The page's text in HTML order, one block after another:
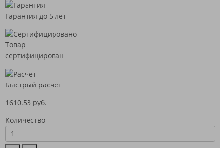
Гарантия до 5 лет
Товар
сертифицирован
Быстрый расчет
1610.53 руб.
Количество